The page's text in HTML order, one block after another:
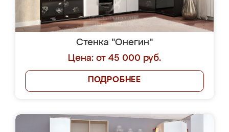
Стенка "Онегин"
Цена: от 45 000 руб.
ПОДРОБНЕЕ